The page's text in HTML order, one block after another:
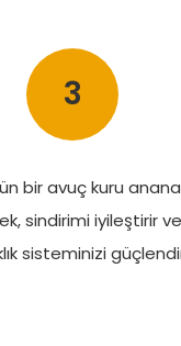
3
bir avuç kuru
sindirimi iyileştirir ve
sisteminizi